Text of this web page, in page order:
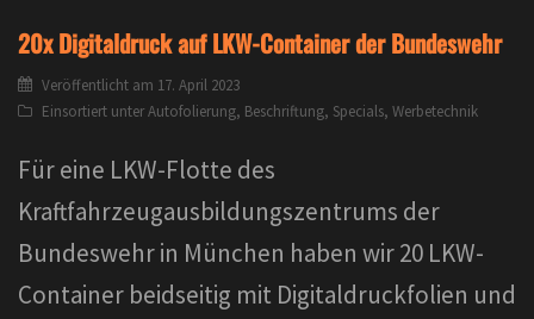
20x Digitaldruck auf LKW-Container der Bundeswehr
Veröffentlicht am 17. April 2023
Einsortiert unterAutofolierung, Beschriftung, Specials, Werbetechnik
Für eine LKW-Flotte des
Kraftfahrzeugausbildungszentrums der
Bundeswehr in München haben wir 20 LKW-
Container beidseitig mit Digitaldruckfolien und